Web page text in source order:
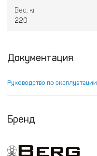
Вес, кг
220
Документация
Руководство по эксплуатации
Бренд